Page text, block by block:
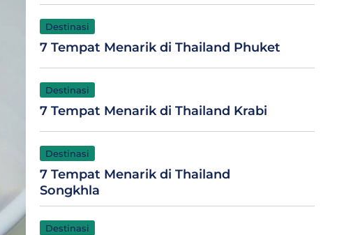
Destinasi
7 Tempat Menarik di Thailand Phuket
Destinasi
7 Tempat Menarik di Thailand Krabi
Destinasi
7 Tempat Menarik di Thailand
Songkhla
Destinasi